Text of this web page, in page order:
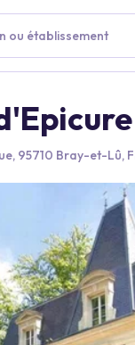
ou établissement
95710 Bray-et-Lû,